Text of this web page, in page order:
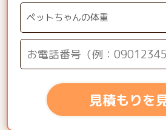
見積もりを